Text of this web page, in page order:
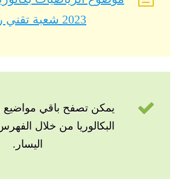
2023 شعبة تقني رياضي
يمكن تصفح باقي مواضيع
البكالوريا من خلال
اليسار.